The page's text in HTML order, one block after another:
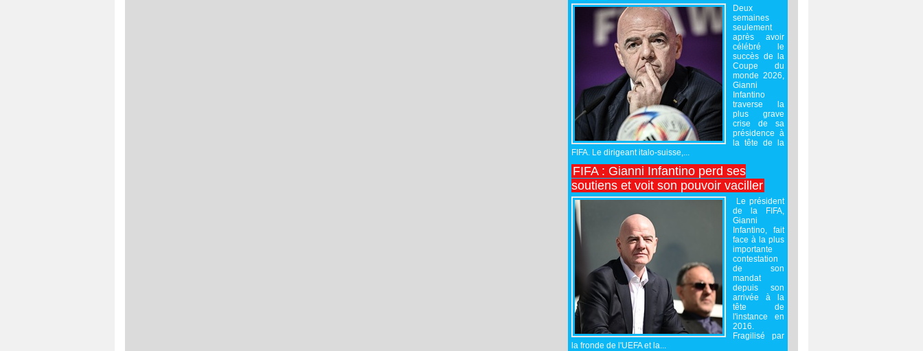
Deux
semaines
seulement
après avoir
célébré le
succès de la
Coupe du
monde 2026,
Gianni
Infantino
traverse la
plus grave
crise de sa
présidence à
la tête de la
FIFA. Le dirigeant italo-suisse,...
FIFA : Gianni Infantino perd ses
soutiens et voit son pouvoir vaciller
Le président
de la FIFA,
Gianni
Infantino, fait
face à la plus
importante
contestation
de son
mandat
depuis son
arrivée à la
tête de
l'instance en
2016.
Fragilisé par
la fronde de l'UEFA et la...